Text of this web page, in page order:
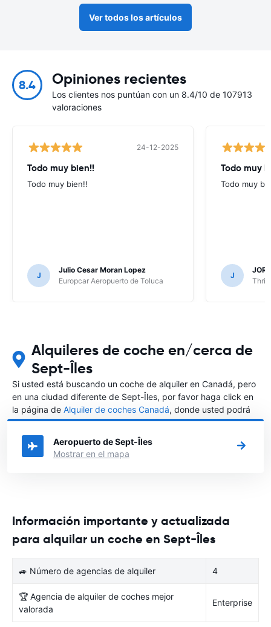
Ver todos los artículos
8.4 Opiniones recientes
Los clientes nos puntúan con un 8.4/10 de 107913
valoraciones
24-12-2025
Todo muy bien!!
Todo muy bien!!
J
Julio Cesar Moran Lopez
Europcar Aeropuerto de Toluca
Todo muy
Todo muy
J
Alquileres de coche en/cerca de
Sept-Îles
Si usted está buscando un coche de alquiler en Canadá, pero
en una ciudad diferente de Sept-Îles, por favor haga click en
la página de Alquiler de coches Canadá, donde usted podrá
elegir en qué ciudad de Canadá desea alquilar un coche.
Aeropuerto de Sept-Îles
Mostrar en el mapa
Información importante y actualizada
para alquilar un coche en Sept-Îles
🚙 Número de agencias de alquiler 4
🏆 Agencia de alquiler de coches mejor
valorada
Enterprise